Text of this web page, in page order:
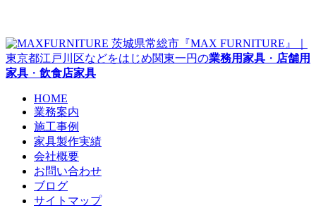
茨城県常総市『MAX FURNITURE』｜
東京都江戸川区などをはじめ関東一円の業務用家具 ・ 店舗用
家具 ・ 飲食店家具
HOME
業務案内
施工事例
家具製作実績
会社概要
お問い合わせ
ブログ
サイトマップ